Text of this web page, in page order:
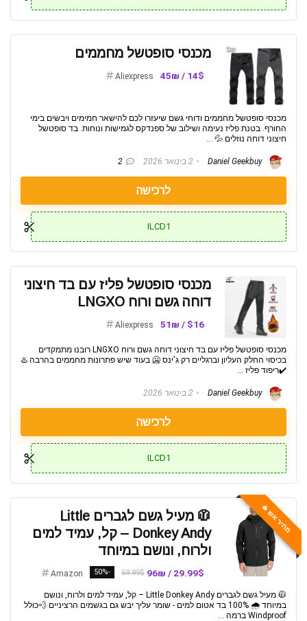
מכנסי סופטשל מחממים
14$ / 45₪
Aliexpress
מכנסי סופטשל מחממים ודוחי גשם שיעזרו לכם להישאר חמימים ויבשים בימי
החורף. בטנת פליז נעימה ושילוב של ספנדקס לגמישות ונוחות. בד סופטשל
חיצוני דוחה נוזלים 💦 ...
2 בינואר 2026 2
לרכישה
ILCD1
מכנסי סופטשל פליז עם בד חיצוני
דוחה גשם ורוח LNGXO
$16 / 51₪
Aliexpress
מכנסי סופטשל פליז עם בד חיצוני דוחה גשם ורוח LNGXO רובנו מתמקדים
בכיסוי החלק העליון וברגליים רק ג'ינס 🥶 בעוד שיש פתרונות מחממים בהרבה ♨️
✔️ריפוד פליז ...
2 בינואר 2026
לרכישה
ILCD1
מחיר אש 🔥
🧥 מעיל גשם לגברים Little
Donkey Andy – קל, עמיד למים
ולרוח, ונושם במיוחד
29.99$ / 96₪
59.99$
-50%
Amazon
🧥 מעיל גשם לגברים Little Donkey Andy – קל, עמיד למים ולרוח, ונושם
במיוחד 🌧️ 100% בד אטום למים - שומר עליך יבש גם בגשמים הרציניים 💨כולל
Windproof ברמה ...